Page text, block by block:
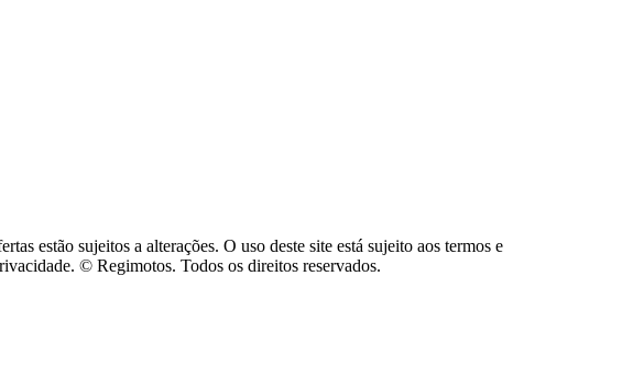
estão sujeitos a alterações. O uso deste site está sujeito aos termos e
© Regimotos. Todos os direitos reservados.